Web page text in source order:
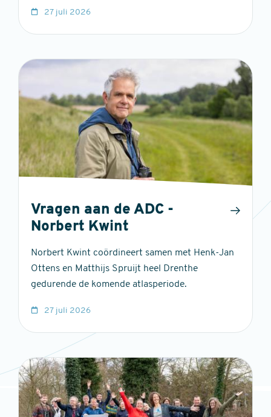
27 juli 2026
Vragen aan de ADC -
Norbert Kwint
Norbert Kwint coördineert samen met Henk-Jan
Ottens en Matthijs Spruijt heel Drenthe
gedurende de komende atlasperiode.
27 juli 2026